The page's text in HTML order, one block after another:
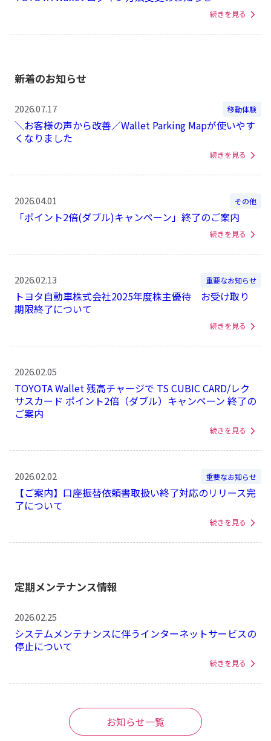
続きを見る
新着のお知らせ
移動体験
2026.07.17
＼お客様の声から改善／Wallet Parking Mapが使いやす
くなりました
続きを見る
その他
2026.04.01
「ポイント2倍(ダブル)キャンペーン」終了のご案内
続きを見る
重要なお知らせ
2026.02.13
トヨタ自動車株式会社2025年度株主優待 お受け取り
期限終了について
続きを見る
2026.02.05
TOYOTA Wallet 残高チャージで TS CUBIC CARD/レク
サスカード ポイント2倍（ダブル）キャンペーン 終了の
ご案内
続きを見る
重要なお知らせ
2026.02.02
【ご案内】口座振替依頼書取扱い終了対応のリリース完
了について
続きを見る
定期メンテナンス情報
2026.02.25
システムメンテナンスに伴うインターネットサービスの
停止について
続きを見る
お知らせ一覧